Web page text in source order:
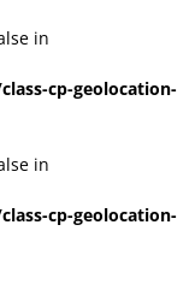
in
cp-geolocation-
in
cp-geolocation-